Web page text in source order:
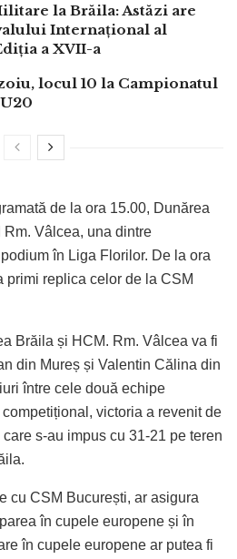
la Brăila: Astăzi are
Internațional al
a XVII-a
locul 10 la Campionatul
de la ora 15.00, Dunărea
Vâlcea, una dintre
în Liga Florilor. De la ora
primi replica celor de la CSM
Brăila și HCM. Rm. Vâlcea va fi
din Mureș și Valentin Călina din
între cele două echipe
victoria a revenit de
s-au impus cu 31-21 pe teren
cu CSM București, ar asigura
în cupele europene și în
în cupele europene ar putea fi